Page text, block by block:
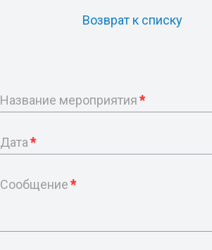
Возврат к списку
Название мероприятия*
Дата*
Сообщение*